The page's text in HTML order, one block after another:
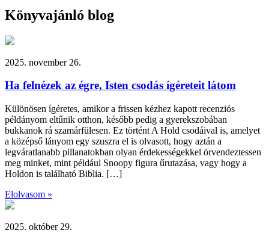
Könyvajánló blog
2025. november 26.
Ha felnézek az égre, Isten csodás ígéreteit látom
Különösen ígéretes, amikor a frissen kézhez kapott recenziós
példányom eltűnik otthon, később pedig a gyerekszobában
bukkanok rá szamárfülesen. Ez történt A Hold csodáival is, amelyet
a középső lányom egy szuszra el is olvasott, hogy aztán a
legváratlanabb pillanatokban olyan érdekességekkel örvendeztessen
meg minket, mint például Snoopy figura űrutazása, vagy hogy a
Holdon is található Biblia. […]
Elolvasom »
2025. október 29.